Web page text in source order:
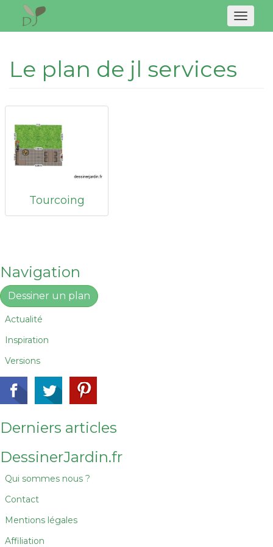
Le plan de jl services
Tourcoing
Navigation
Dessiner un plan
Actualité
Inspiration
Versions
Derniers articles
DessinerJardin.fr
Qui sommes nous ?
Contact
Mentions légales
Affiliation